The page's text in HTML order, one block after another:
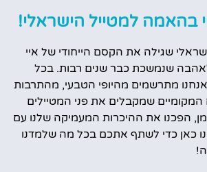
בהאמה למטייל הישראלי!
ישראלי שגילה את הקסם הייחודי של איי
שנמשכת כבר שנים רבות. בכל
מתרשמים מהיופי הטבעי, מהתרבות
המקומיים שמקבלים את פני המטיילים
הפכנו את ההיכרות המעמיקה שלנו עם
כאן כדי לשתף אתכם בכל מה שלמדנו